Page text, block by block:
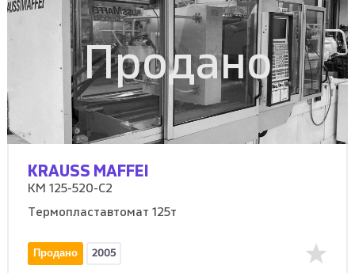
Продано
KRAUSS MAFFEI
KM 125-520-C2
Термопластавтомат 125т
Продано 2005